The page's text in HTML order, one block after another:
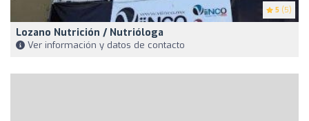
5 (5)
Lozano Nutrición / Nutrióloga
Ver información y datos de contacto